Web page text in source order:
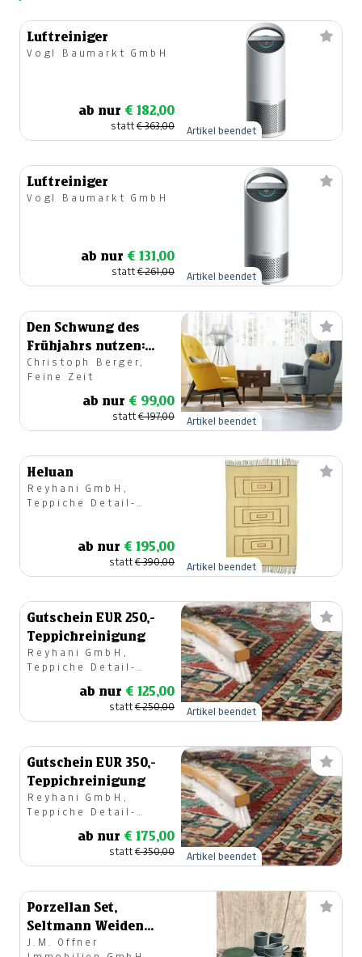
Luftreiniger
Vogl Baumarkt GmbH
ab nur € 182,00
statt€ 363,00 Artikel beendet
Luftreiniger
Vogl Baumarkt GmbH
ab nur € 131,00
statt€ 261,00 Artikel beendet
Den Schwung des
Frühjahrs nutzen:
Feng Shui -
Wohnraumberatung
Christoph Berger,
Feine Zeit
ab nur € 99,00
statt€ 197,00 Artikel beendet
Heluan
Reyhani GmbH,
Teppiche Detail-
ab nur € 195,00
statt€ 390,00 Artikel beendet
Gutschein EUR 250,-
Teppichreinigung
Reyhani GmbH,
Teppiche Detail-
ab nur € 125,00
statt€ 250,00 Artikel beendet
Gutschein EUR 350,-
Teppichreinigung
Reyhani GmbH,
Teppiche Detail-
ab nur € 175,00
statt€ 350,00 Artikel beendet
Porzellan Set,
Seltmann Weiden
Terra
J.M. Offner